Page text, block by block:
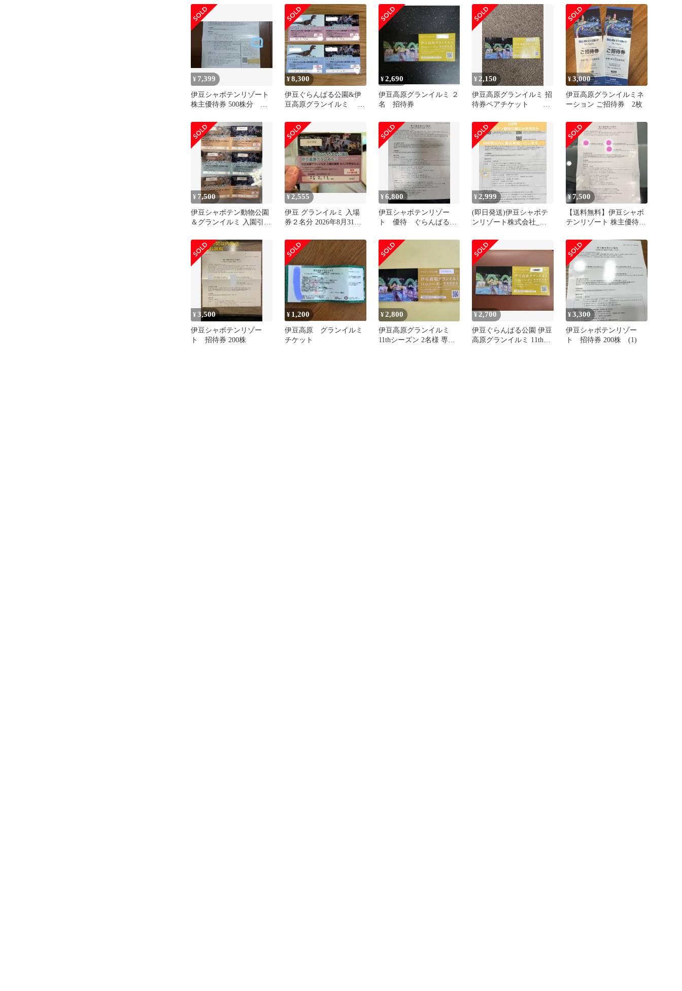
ット
¥ 7,399
伊豆シャボテンリゾート
株主優待券 500株分 今
¥8,300
伊豆ぐらんぱる公園&伊
豆高原グランイルミ 入
1枚
¥2,690
伊豆高原グランイルミ ２
名 招待券
¥ 2,150
伊豆高原グランイルミ 招
待券ペアチケット 伊
¥3,000
伊豆高原グランイルミネ
ーション ご招待券 2枚
¥ 7,500
伊豆シャボテン動物公園
＆グランイルミ 入園引換
¥ 2,555
伊豆 グランイルミ 入場
券２名分 2026年8月31日
¥6,800
伊豆シャボテンリゾー
ト 優待 ぐらんぱる
上相当 割引中
¥ 2,999
(即日発送)伊豆シャボテ
ンリゾート株式会社_株
¥7,500
【送料無料】伊豆シャボ
テンリゾート 株主優待
500株
¥3,500
伊豆シャボテンリゾー
ト 招待券 200株
¥ 1,200
伊豆高原 グランイルミ
チケット
¥2,800
伊豆高原グランイルミ
11thシーズン 2名様 専用
¥ 2,700
伊豆ぐらんぱる公園 伊豆
高原グランイルミ 11thシ
¥3,300
伊豆シャボテンリゾー
ト 招待券 200株 (1)